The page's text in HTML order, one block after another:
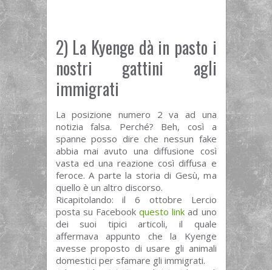
2) La Kyenge dà in pasto i
nostri gattini agli
immigrati
La posizione numero 2 va ad una
notizia falsa. Perché? Beh, così a
spanne posso dire che nessun fake
abbia mai avuto una diffusione così
vasta ed una reazione così diffusa e
feroce. A parte la storia di Gesù, ma
quello è un altro discorso.
Ricapitolando: il 6 ottobre Lercio
posta su Facebook questo link ad uno
dei suoi tipici articoli, il quale
affermava appunto che la Kyenge
avesse proposto di usare gli animali
domestici per sfamare gli immigrati.